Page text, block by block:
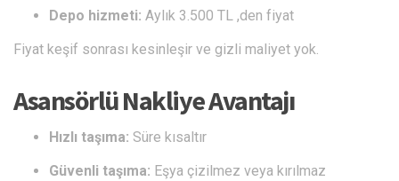
Depo hizmeti: Aylık 3.500 TL ,den fiyat
Fiyat keşif sonrası kesinleşir ve gizli maliyet yok.
Asansörlü Nakliye Avantajı
Hızlı taşıma: Süre kısaltır
Güvenli taşıma: Eşya çizilmez veya kırılmaz